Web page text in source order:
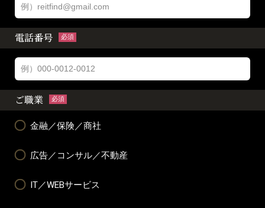
電話番号 必須
ご職業 必須
金融／保険／商社
広告／コンサル／不動産
IT／WEBサービス